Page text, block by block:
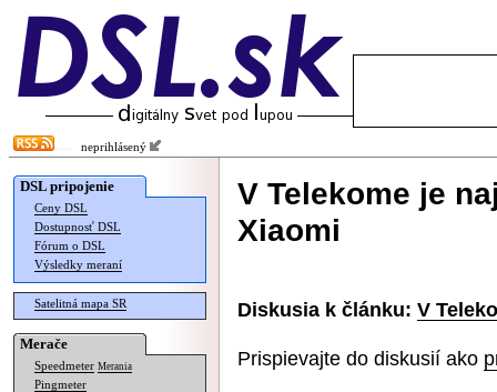
neprihlásený
DSL pripojenie
Ceny DSL
Dostupnosť DSL
Fórum o DSL
Výsledky meraní
Satelitná mapa SR
Merače
Speedmeter Merania
Pingmeter
V Telekome je
Xiaomi
Diskusia k článku: V
Prispievajte do diskusií ako